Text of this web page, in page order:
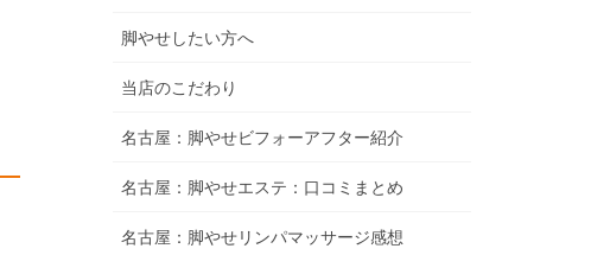
脚やせしたい方へ
当店のこだわり
名古屋：脚やせビフォーアフター紹介
名古屋：脚やせエステ：口コミまとめ
名古屋：脚やせリンパマッサージ感想